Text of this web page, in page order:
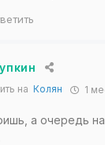
на Колян 1
а очередь